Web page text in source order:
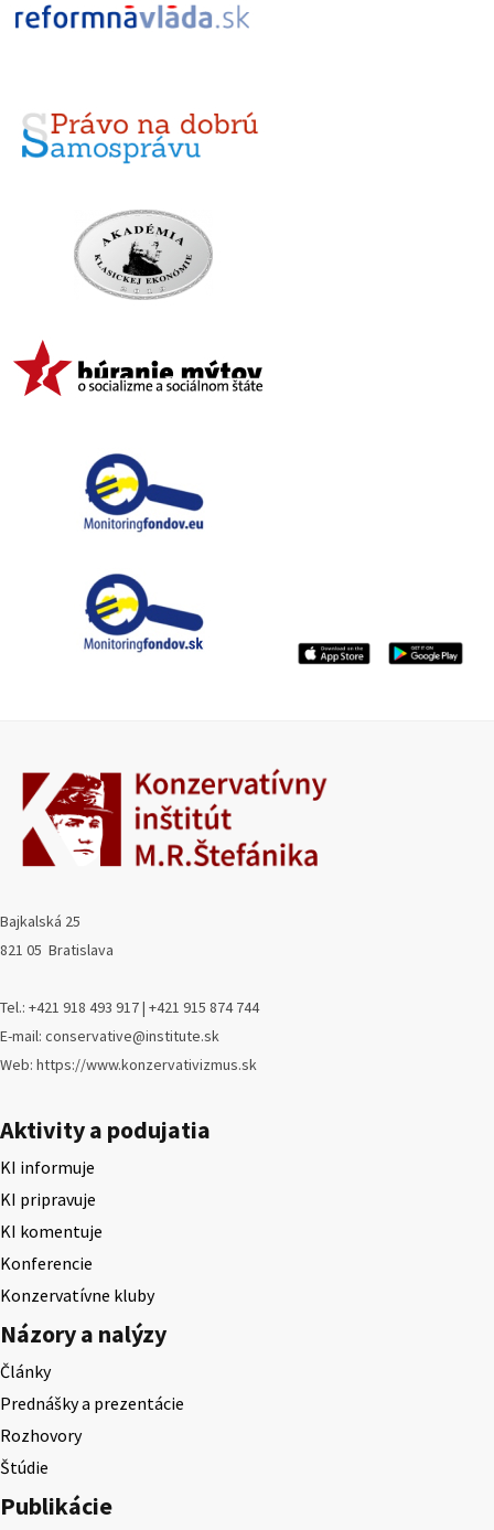
Bajkalská 25
821 05 Bratislava
Tel.: +421 918 493 917 | +421 915 874 744
E-mail: conservative@institute.sk
Web: https://www.konzervativizmus.sk
Aktivity a podujatia
KI informuje
KI pripravuje
KI komentuje
Konferencie
Konzervatívne kluby
Názory a nalýzy
Články
Prednášky a prezentácie
Rozhovory
Štúdie
Publikácie